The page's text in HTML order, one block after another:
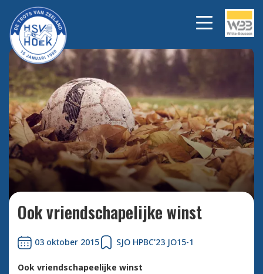
Bekijk alle foto's
Ook vriendschapelijke winst
03 oktober 2015 SJO HPBC'23 JO15-1
Ook vriendschapeelijke winst